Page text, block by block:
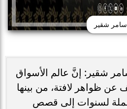
سامر شقير
شقير: إنَّ عالم الأسواق
عن ظواهر لافتة، من بينها
لسنوات إلى قصص